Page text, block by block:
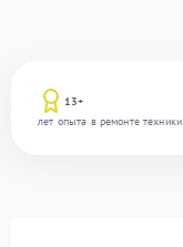
13+
лет опыта в ремонте техники